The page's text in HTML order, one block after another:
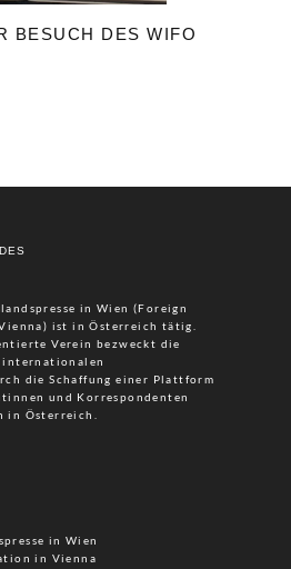
BESUCH DES WIFO
in Wien (Foreign
ist in Österreich tätig.
Verein bezweckt die
internationalen
die Schaffung einer Plattform
und Korrespondenten
in Österreich.
in Wien
in Vienna